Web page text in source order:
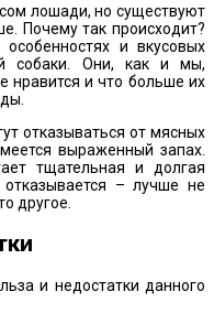
лошади, но существуют
Почему так происходит?
и вкусовых
собаки. Они, как и мы,
нравится и что больше их
отказываться от мясных
выраженный запах.
тщательная и долгая
– лучше не
другое.
и недостатки данного